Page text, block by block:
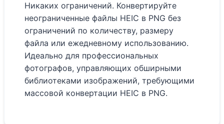
Никаких ограничений. Конвертируйте
неограниченные файлы HEIC в PNG без
ограничений по количеству, размеру
файла или ежедневному использованию.
Идеально для профессиональных
фотографов, управляющих обширными
библиотеками изображений, требующими
массовой конвертации HEIC в PNG.